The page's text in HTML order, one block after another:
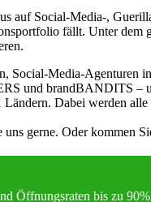
auf Social-Media-,
fällt. Unter dem
Social-Media-Agenturen
und brandBANDITS –
Dabei werden
gerne. Oder kommen
Öffnungsraten bis zu